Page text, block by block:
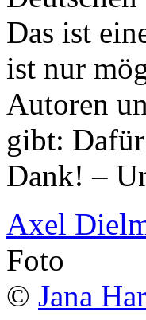
Das ist
ist nur
Autoren
gibt:
Dank! –
Axel
Foto
© Jana